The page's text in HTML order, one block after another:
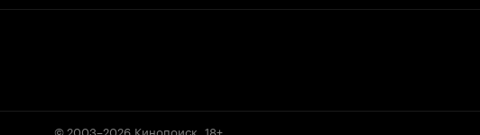
© 2003–2026 Кинопоиск 18+